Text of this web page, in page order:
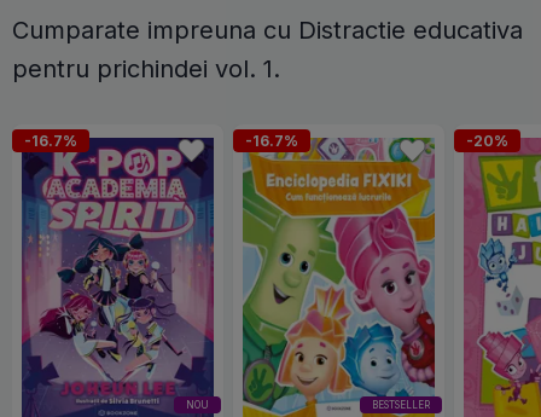
Cumparate impreuna cu Distractie educativa
pentru prichindei vol. 1.
NOU
-16.7%
BESTSELLER
-16.7% -20%